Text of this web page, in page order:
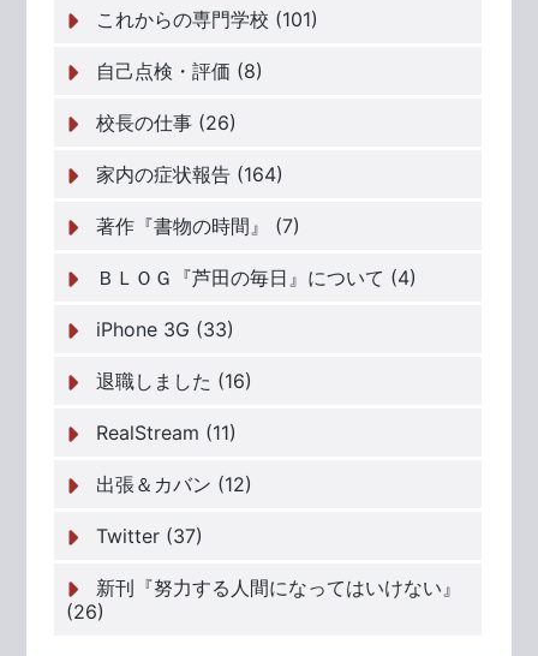
これからの専門学校 (101)
自己点検・評価 (8)
校長の仕事 (26)
家内の症状報告 (164)
著作『書物の時間』 (7)
ＢＬＯＧ『芦田の毎日』について (4)
iPhone 3G (33)
退職しました (16)
RealStream (11)
出張＆カバン (12)
Twitter (37)
新刊『努力する人間になってはいけない』
(26)